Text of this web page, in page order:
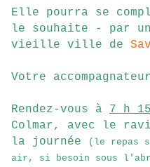
Elle pourra se
le souhaite - par
vieille ville de
Votre
Rendez-vous à 7 h 15
Colmar, avec le
la journée
(le repas
air, si besoin sous